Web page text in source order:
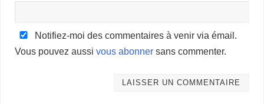
Notifiez-moi des commentaires à venir via émail.
Vous pouvez aussivous abonner sans commenter.